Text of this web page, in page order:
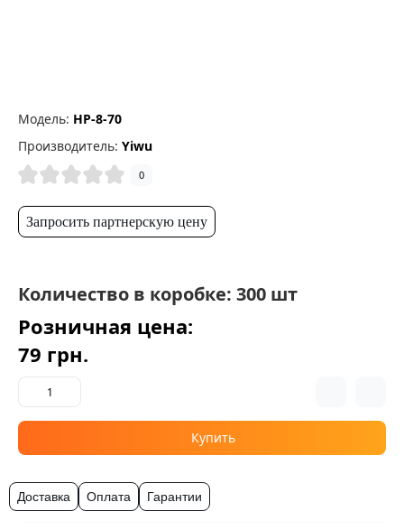
Модель: HP-8-70
Производитель: Yiwu
0
Запросить партнерскую цену
Количество в коробке: 300 шт
Розничная цена:
79 грн.
Купить
Доставка Оплата Гарантии